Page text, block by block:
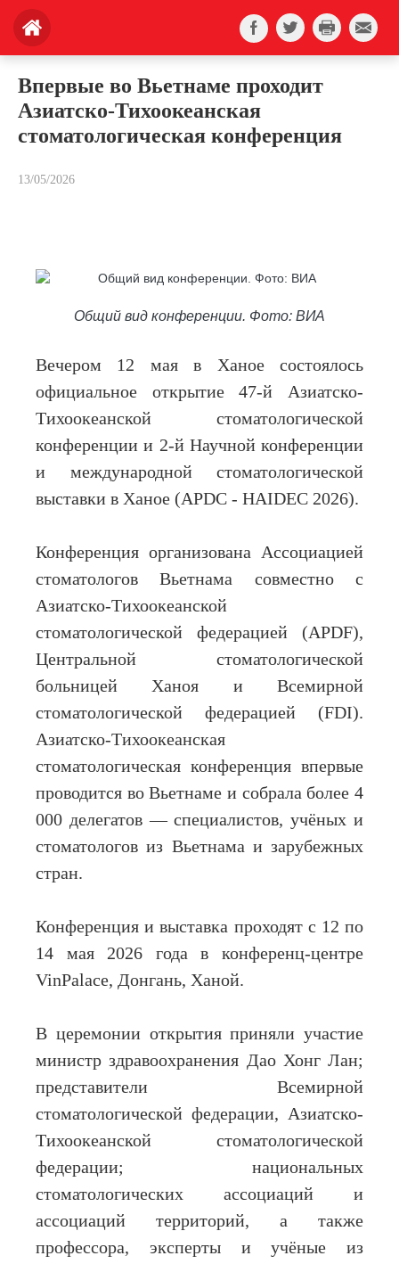
Впервые во Вьетнаме проходит
Азиатско-Тихоокеанская
стоматологическая конференция
13/05/2026
Общий вид конференции. Фото: ВИА
Вечером 12 мая в Ханое состоялось
официальное открытие 47-й Азиатско-
Тихоокеанской стоматологической
конференции и 2-й Научной конференции
и международной стоматологической
выставки в Ханое (APDC - HAIDEC 2026).
Конференция организована Ассоциацией
стоматологов Вьетнама совместно с
Азиатско-Тихоокеанской
стоматологической федерацией (APDF),
Центральной стоматологической
больницей Ханоя и Всемирной
стоматологической федерацией (FDI).
Азиатско-Тихоокеанская
стоматологическая конференция впервые
проводится во Вьетнаме и собрала более 4
000 делегатов — специалистов, учёных и
стоматологов из Вьетнама и зарубежных
стран.
Конференция и выставка проходят с 12 по
14 мая 2026 года в конференц-центре
VinPalace, Донгань, Ханой.
В церемонии открытия приняли участие
министр здравоохранения Дао Хонг Лан;
представители Всемирной
стоматологической федерации, Азиатско-
Тихоокеанской стоматологической
федерации; национальных
стоматологических ассоциаций и
ассоциаций территорий, а также
профессора, эксперты и учёные из